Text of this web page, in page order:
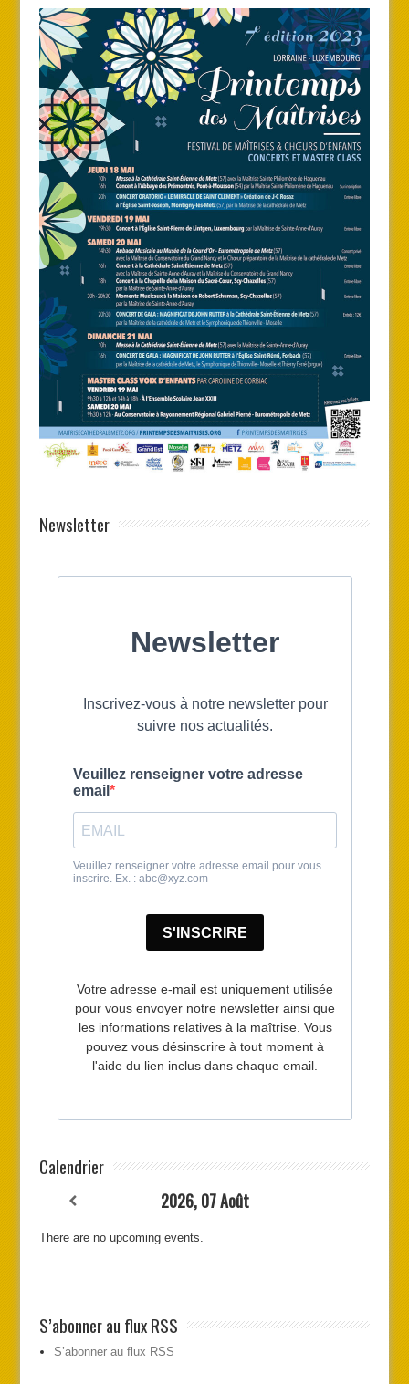
Newsletter
Calendrier
2026, 07 Août
There are no upcoming events.
S’abonner au flux RSS
S’abonner au flux RSS